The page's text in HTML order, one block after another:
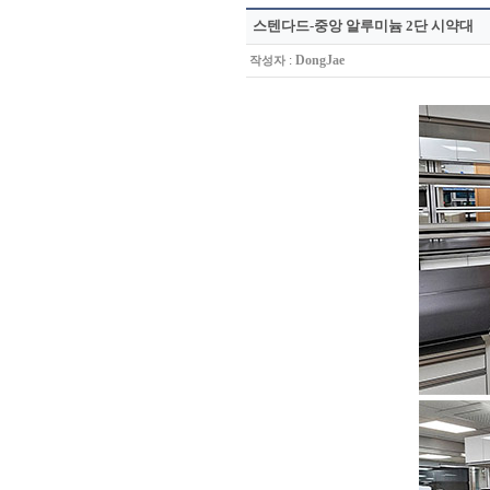
스텐다드-중앙 알루미늄 2단 시약대
작성자 : DongJae